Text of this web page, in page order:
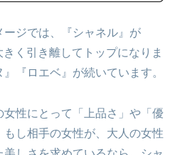
ージでは、『シャネル』が
く引き離してトップになりま
『ロエベ』が続いています。
性にとって「上品さ」や「優
し相手の女性が、大人の女性